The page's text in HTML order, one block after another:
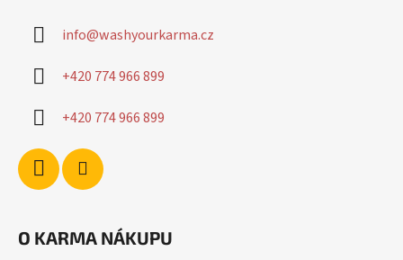
info@washyourkarma.cz
+420 774 966 899
+420 774 966 899
O KARMA NÁKUPU